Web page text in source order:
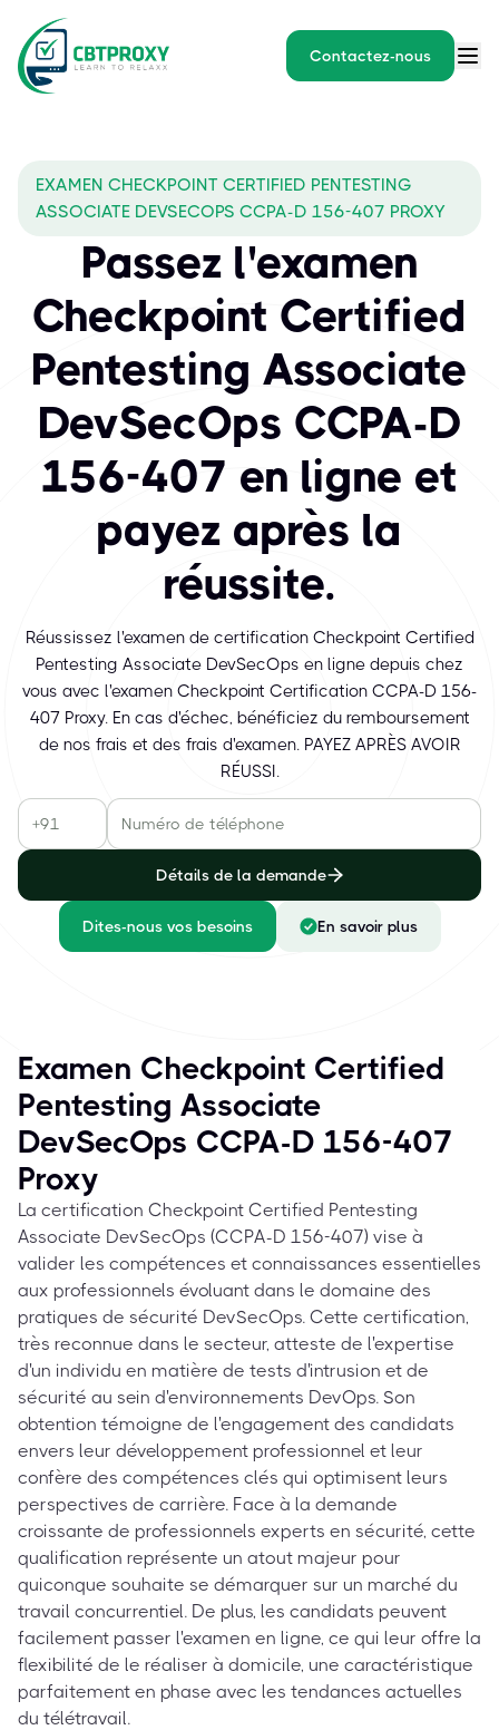
Contactez-nous
EXAMEN CHECKPOINT CERTIFIED PENTESTING
ASSOCIATE DEVSECOPS CCPA-D 156-407 PROXY
Passez l'examen
Checkpoint Certified
Pentesting Associate
DevSecOps CCPA-D
156-407 en ligne et
payez après la
réussite.
Réussissez l'examen de certification Checkpoint Certified
Pentesting Associate DevSecOps en ligne depuis chez
vous avec l'examen Checkpoint Certification CCPA-D 156-
407 Proxy. En cas d'échec, bénéficiez du remboursement
de nos frais et des frais d'examen. PAYEZ APRÈS AVOIR
RÉUSSI.
Détails de la demande
Dites-nous vos besoins En savoir plus
Examen Checkpoint Certified
Pentesting Associate
DevSecOps CCPA-D 156-407
Proxy
La certification Checkpoint Certified Pentesting
Associate DevSecOps (CCPA-D 156-407) vise à
valider les compétences et connaissances essentielles
aux professionnels évoluant dans le domaine des
pratiques de sécurité DevSecOps. Cette certification,
très reconnue dans le secteur, atteste de l'expertise
d'un individu en matière de tests d'intrusion et de
sécurité au sein d'environnements DevOps. Son
obtention témoigne de l'engagement des candidats
envers leur développement professionnel et leur
confère des compétences clés qui optimisent leurs
perspectives de carrière. Face à la demande
croissante de professionnels experts en sécurité, cette
qualification représente un atout majeur pour
quiconque souhaite se démarquer sur un marché du
travail concurrentiel. De plus, les candidats peuvent
facilement passer l'examen en ligne, ce qui leur offre la
flexibilité de le réaliser à domicile, une caractéristique
parfaitement en phase avec les tendances actuelles
du télétravail.